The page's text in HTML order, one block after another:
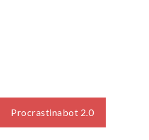
Procrastinabot 2.0